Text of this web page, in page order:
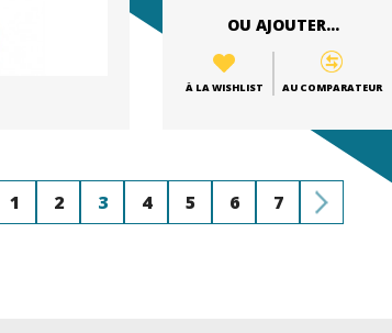
OU AJOUTER...
À LA WISHLIST AU COMPARATEUR
1 2 3 4 5 6 7